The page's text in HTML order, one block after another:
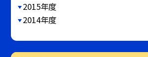
2015年度
2014年度